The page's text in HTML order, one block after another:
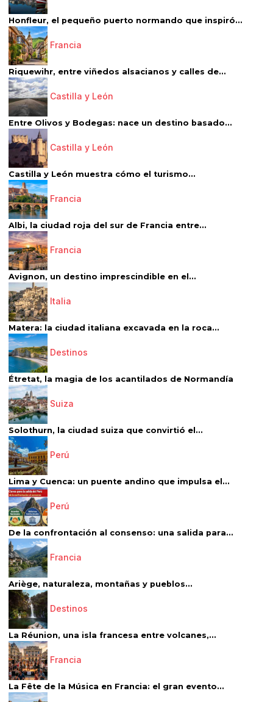
Honfleur, el pequeño puerto normando que inspiró...
Francia
Riquewihr, entre viñedos alsacianos y calles de...
Castilla y León
Entre Olivos y Bodegas: nace un destino basado...
Castilla y León
Castilla y León muestra cómo el turismo...
Francia
Albi, la ciudad roja del sur de Francia entre...
Francia
Avignon, un destino imprescindible en el...
Italia
Matera: la ciudad italiana excavada en la roca...
Destinos
Étretat, la magia de los acantilados de Normandía
Suiza
Solothurn, la ciudad suiza que convirtió el...
Perú
Lima y Cuenca: un puente andino que impulsa el...
Perú
De la confrontación al consenso: una salida para...
Francia
Ariège, naturaleza, montañas y pueblos...
Destinos
La Réunion, una isla francesa entre volcanes,...
Francia
La Fête de la Música en Francia: el gran evento...